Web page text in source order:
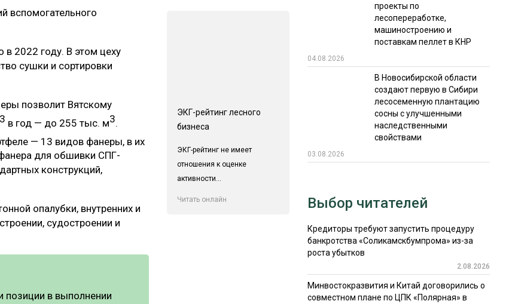
вспомогательного
в 2022 году. В этом цеху
сушки и сортировки
позволит Вятскому
3 в год — до 255 тыс. м3.
— 13 видов фанеры, в их
для обшивки СПГ-
конструкций,
опалубки, внутренних и
судостроении и
позиции в выполнении
ЭКГ-рейтинг лесного
бизнеса
ЭКГ-рейтинг не имеет
отношения к оценке
активности...
Читать онлайн
проекты по
лесопереработке,
машиностроению и
поставкам пеллет в КНР
04.08.2026
В Новосибирской области
создают первую в Сибири
лесосеменную плантацию
сосны с улучшенными
наследственными
свойствами
03.08.2026
Выбор читателей
Кредиторы требуют запустить процедуру
банкротства «Соликамскбумпрома» из-за
роста убытков
2.08.2026
Минвостокразвития и Китай договорились о
совместном плане по ЦПК «Полярная» в